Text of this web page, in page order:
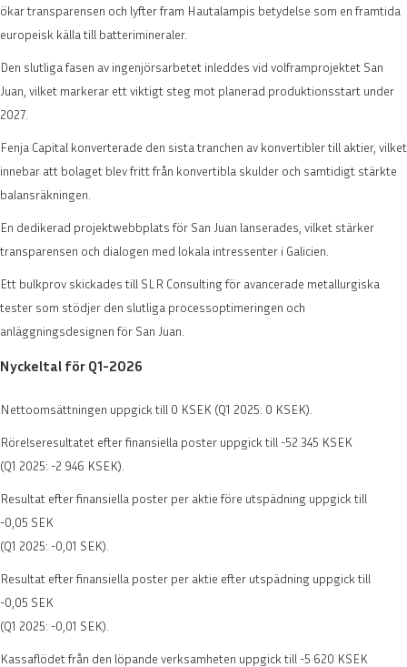
ökar transparensen och lyfter fram Hautalampis betydelse som en framtida
europeisk källa till batterimineraler.
Den slutliga fasen av ingenjörsarbetet inleddes vid volframprojektet San
Juan, vilket markerar ett viktigt steg mot planerad produktionsstart under
2027.
Fenja Capital konverterade den sista tranchen av konvertibler till aktier, vilket
innebar att bolaget blev fritt från konvertibla skulder och samtidigt stärkte
balansräkningen.
En dedikerad projektwebbplats för San Juan lanserades, vilket stärker
transparensen och dialogen med lokala intressenter i Galicien.
Ett bulkprov skickades till SLR Consulting för avancerade metallurgiska
tester som stödjer den slutliga processoptimeringen och
anläggningsdesignen för San Juan.
Nyckeltal för Q1-2026
Nettoomsättningen uppgick till 0 KSEK (Q1 2025: 0 KSEK).
Rörelseresultatet efter finansiella poster uppgick till -52 345 KSEK
(Q1 2025: -2 946 KSEK).
Resultat efter finansiella poster per aktie före utspädning uppgick till
-0,05 SEK
(Q1 2025: -0,01 SEK).
Resultat efter finansiella poster per aktie efter utspädning uppgick till
-0,05 SEK
(Q1 2025: -0,01 SEK).
Kassaflödet från den löpande verksamheten uppgick till -5 620 KSEK